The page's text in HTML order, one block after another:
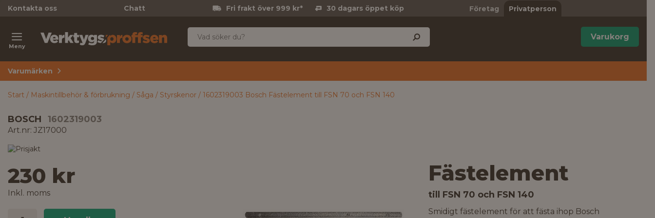
Kontakta oss Chatt Fri frakt över 999 kr* 30 dagars öppet köp Företag Privatperson
Meny
Varukorg
Varumärken
Start Maskintillbehör & förbrukning Såga Styrskenor 1602319003 Bosch Fästelement till FSN 70 och FSN 140
BOSCH 1602319003
Art.nr: JZ17000
230 kr
Inkl. moms
Fästelement
till FSN 70 och FSN 140
Smidigt fästelement för att fästa ihop Bosch